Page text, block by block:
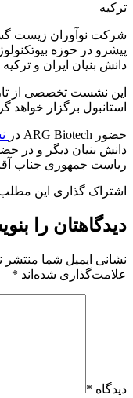
ترکیه
شرکت نوآوران زیست
پیشرو در حوزه
دانش بنیان ایران و
استانبول برگزار خواهد
حضور ARG Biotech در
دانش بنیان دیگر و در
ریاست جمهوری جناب
اشتراک گذاری این
دیدگاهتان را
نشانی ایمیل شما منتشر
علامت‌گذاری شده‌اند *
دیدگاه *